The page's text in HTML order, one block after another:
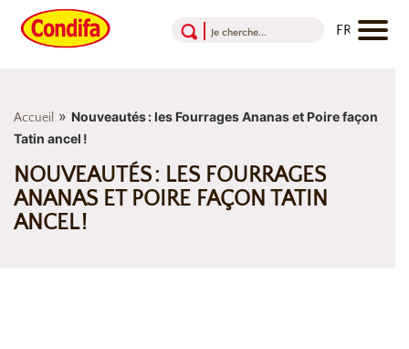
Accueil » Nouveautés : les Fourrages Ananas et Poire façon
Tatin ancel !
NOUVEAUTÉS : LES FOURRAGES
ANANAS ET POIRE FAÇON TATIN
ANCEL !